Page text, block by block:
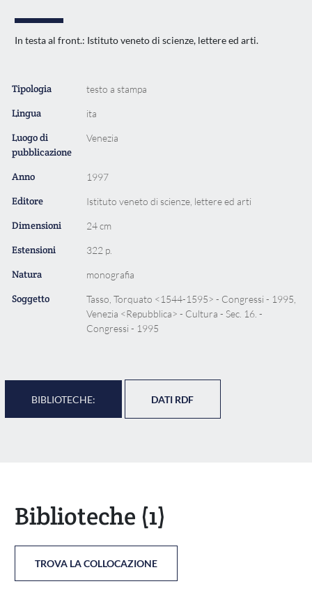
In testa al front.: Istituto veneto di scienze, lettere ed arti.
Tipologia testo a stampa
Lingua ita
Luogo di
pubblicazione
Venezia
Anno 1997
Editore Istituto veneto di scienze, lettere ed arti
Dimensioni 24 cm
Estensioni 322 p.
Natura monografia
Soggetto
Tasso, Torquato <1544-1595> - Congressi - 1995,
Venezia <Repubblica> - Cultura - Sec. 16. -
Congressi - 1995
BIBLIOTECHE: DATI RDF
Biblioteche (1)
TROVA LA COLLOCAZIONE